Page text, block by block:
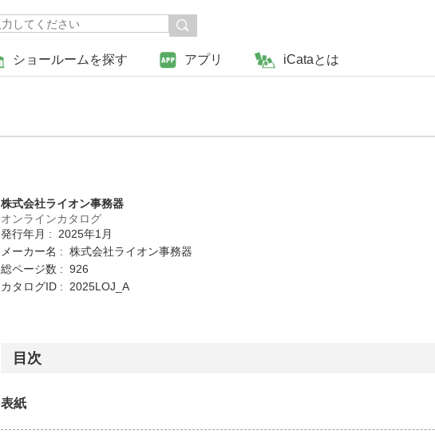
ショールームを探す アプリ iCataとは
株式会社ライオン事務器
オンラインカタログ
発行年月 : 2025年1月
メーカー名 : 株式会社ライオン事務器
総ページ数 : 926
カタログID : 2025LOJ_A
目次
表紙